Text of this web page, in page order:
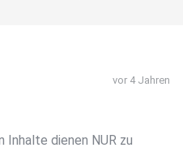
vor 4 Jahren
Inhalte dienen NUR zu